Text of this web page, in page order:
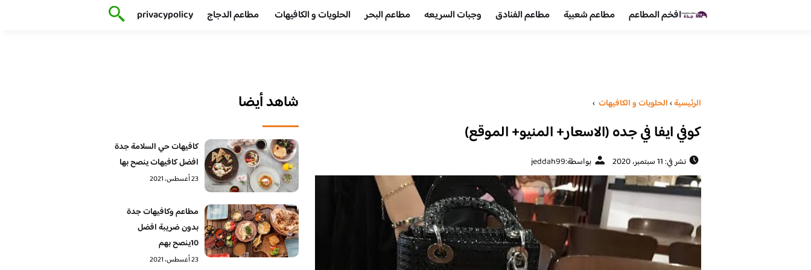
افخم المطاعم مطاعم شعبية مطاعم الفنادق وجبات السريعه مطاعم البحر الحلويات و الكافيهات ‎ مطاعم الدجاج privacypolicy
الرئيسية›الحلويات و الكافيهات ‎ ›
كوفي ايفا في جده (الاسعار+ المنيو+ الموقع)
نشر في: 11 سبتمبر، 2020 بواسطة:jeddah99
شاهد أيضا
كافيهات حي السلامة جدة
افضل كافيهات ينصح بها
23 أغسطس، 2021
مطاعم وكافيهات جدة
بدون ضريبة افضل
10ينصح بهم
23 أغسطس، 2021